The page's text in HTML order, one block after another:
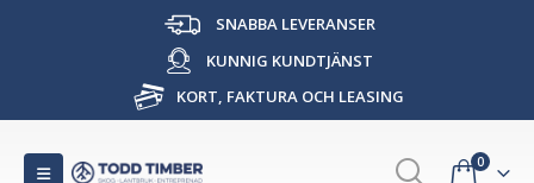
SNABBA LEVERANSER
KUNNIG KUNDTJÄNST
KORT, FAKTURA OCH LEASING
0